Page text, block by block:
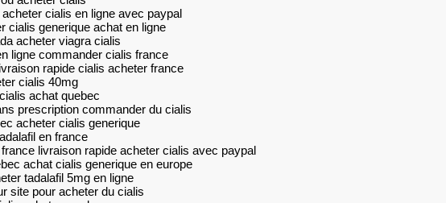
cialis en ligne avec paypal
cialis generique achat en ligne
acheter viagra cialis
ligne commander cialis france
rapide cialis acheter france
cialis 40mg
achat quebec
prescription commander du cialis
acheter cialis generique
en france
livraison rapide acheter cialis avec paypal
achat cialis generique en europe
tadalafil 5mg en ligne
site pour acheter du cialis